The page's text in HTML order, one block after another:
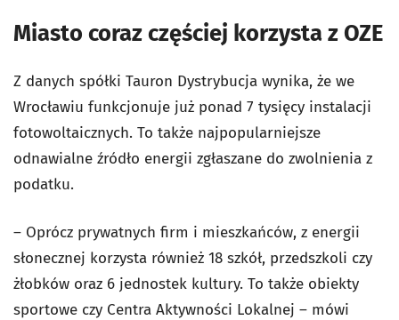
Miasto coraz częściej korzysta z OZE
Z danych spółki Tauron Dystrybucja wynika, że we
Wrocławiu funkcjonuje już ponad 7 tysięcy instalacji
fotowoltaicznych. To także najpopularniejsze
odnawialne źródło energii zgłaszane do zwolnienia z
podatku.
– Oprócz prywatnych firm i mieszkańców, z energii
słonecznej korzysta również 18 szkół, przedszkoli czy
żłobków oraz 6 jednostek kultury. To także obiekty
sportowe czy Centra Aktywności Lokalnej – mówi